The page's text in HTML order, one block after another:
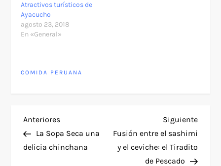
Atractivos turísticos de
Ayacucho
agosto 23, 2018
En «General»
COMIDA PERUANA
N
a
Entrada
anterior
Anteriores
La Sopa Seca una
delicia chinchana
Siguiente
Fusión entre el sashimi
y el ceviche: el Tiradito
de Pescado